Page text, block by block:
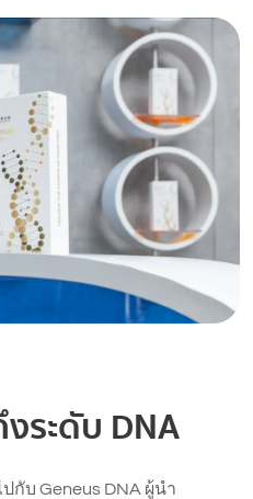
ระดับ DNA
กับ Geneus DNA ผู้นำ